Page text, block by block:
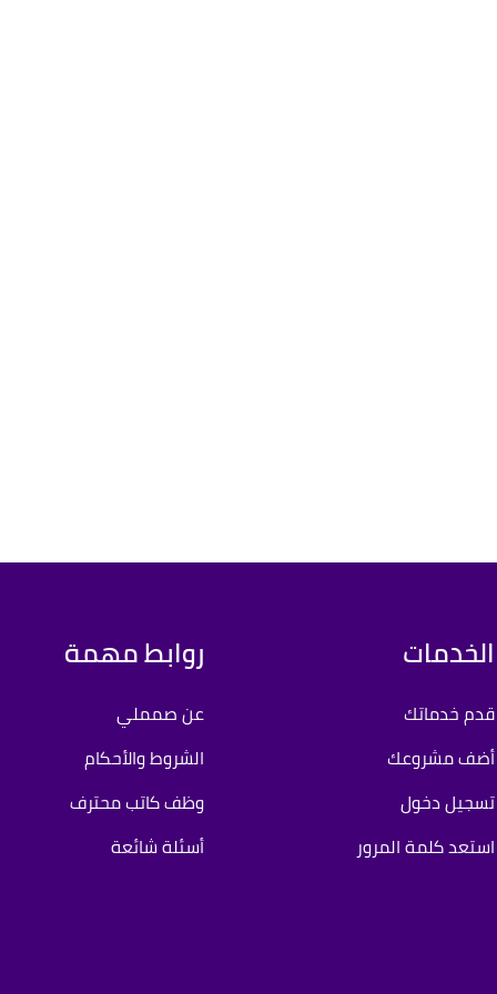
الخدمات
قدم خدماتك
أضف مشروعك
تسجيل دخول
استعد كلمة المرور
روابط مهمة
عن صمملي
الشروط والأحكام
وظف كاتب محترف
أسئلة شائعة